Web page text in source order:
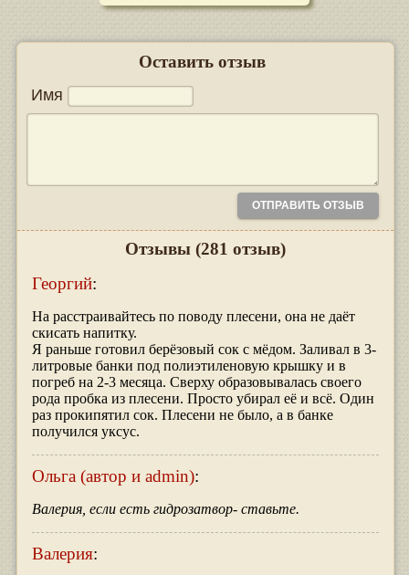
Оставить отзыв
Имя
Отзывы (281 отзыв)
Георгий:
На расстраивайтесь по поводу плесени, она не даёт
скисать напитку.
Я раньше готовил берёзовый сок с мёдом. Заливал в 3-
литровые банки под полиэтиленовую крышку и в
погреб на 2-3 месяца. Сверху образовывалась своего
рода пробка из плесени. Просто убирал её и всё. Один
раз прокипятил сок. Плесени не было, а в банке
получился уксус.
Ольга (автор и admin):
Валерия, если есть гидрозатвор- ставьте.
Валерия: